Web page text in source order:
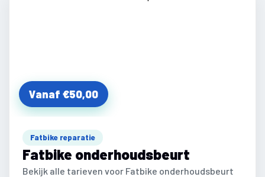
Vanaf €50,00
Fatbike reparatie
Fatbike onderhoudsbeurt
Bekijk alle tarieven voor Fatbike onderhoudsbeurt